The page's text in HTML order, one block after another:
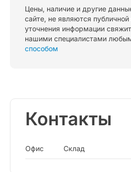
Цены, наличие и другие
сайте, не являются
уточнения информации
нашими специалистами
способом
Контакты
Офис Склад